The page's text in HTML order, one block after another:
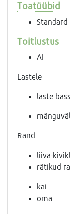
Toatüübid
Standard
Toitlustus
AI
Lastele
laste
Rand
liiva-
rätikud
kai
oma